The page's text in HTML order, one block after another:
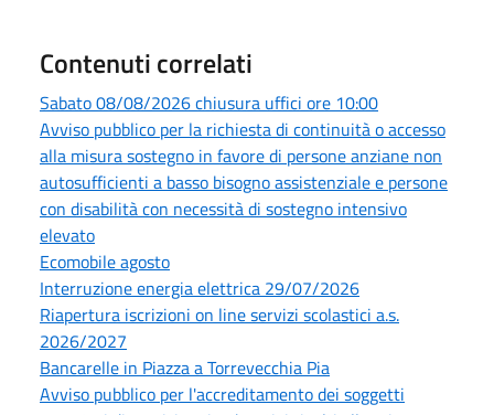
Contenuti correlati
Sabato 08/08/2026 chiusura uffici ore 10:00
Avviso pubblico per la richiesta di continuità o accesso
alla misura sostegno in favore di persone anziane non
autosufficienti a basso bisogno assistenziale e persone
con disabilità con necessità di sostegno intensivo
elevato
Ecomobile agosto
Interruzione energia elettrica 29/07/2026
Riapertura iscrizioni on line servizi scolastici a.s.
2026/2027
Bancarelle in Piazza a Torrevecchia Pia
Avviso pubblico per l'accreditamento dei soggetti